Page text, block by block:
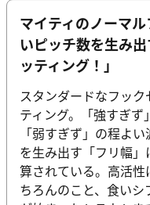
マイティのノーマ
いピッチ数を生み
ッティング！」
スタンダードなフック
ティング。「強すぎず」
「弱すぎず」の程よい
を生み出す「フリ幅」
算されている。高活性
ちろんのこと、食いシ